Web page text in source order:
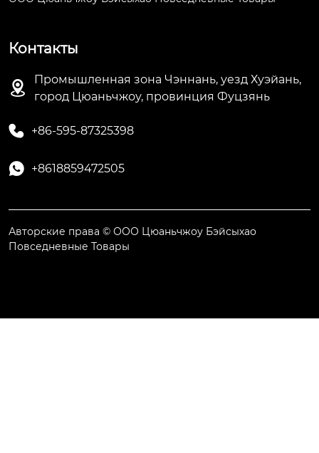
Контакты

Промышленная зона Чэннань, уезд Хуэйань,
город Цюаньчжоу, провинция Фуцзянь
 +86-595-87325398
 +8618859472505
Авторские права © ООО Цюаньчжоу Бэйсыхао
Повседневные Товары